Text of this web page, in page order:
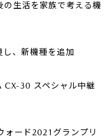
の生活を家族で考える機
し、新機種を追加
30 スペシャル中継
ード2021グランプリ